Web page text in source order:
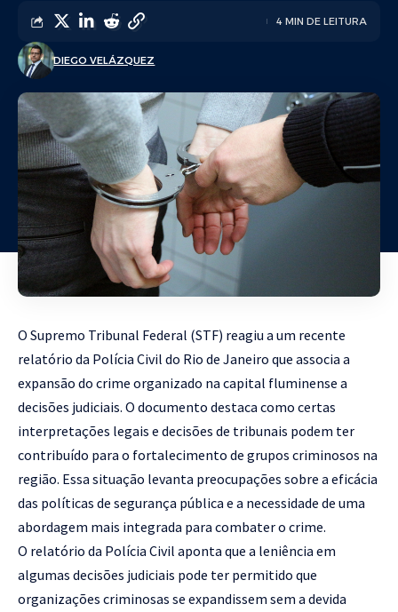
DIEGO VELÁZQUEZ
4 MIN DE LEITURA
O Supremo Tribunal Federal (STF) reagiu a um recente
relatório da Polícia Civil do Rio de Janeiro que associa a
expansão do crime organizado na capital fluminense a
decisões judiciais. O documento destaca como certas
interpretações legais e decisões de tribunais podem ter
contribuído para o fortalecimento de grupos criminosos na
região. Essa situação levanta preocupações sobre a eficácia
das políticas de segurança pública e a necessidade de uma
abordagem mais integrada para combater o crime.
O relatório da Polícia Civil aponta que a leniência em
algumas decisões judiciais pode ter permitido que
organizações criminosas se expandissem sem a devida